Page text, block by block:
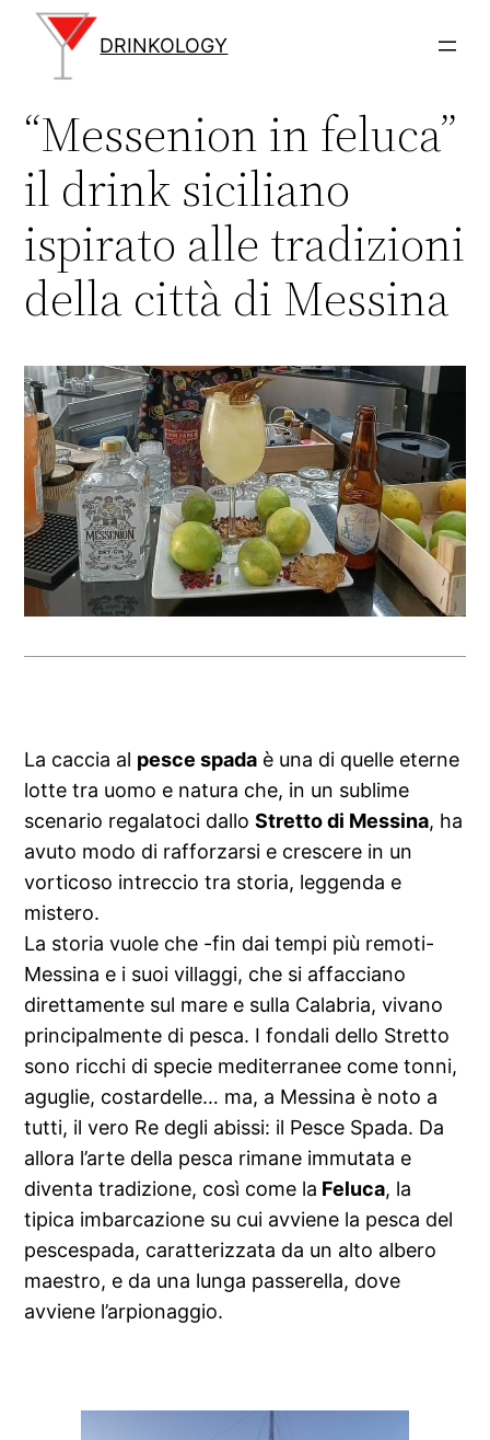
contenuto
DRINKOLOGY
“Messenion in feluca”
il drink siciliano
ispirato alle tradizioni
della città di Messina
La caccia al pesce spada è una di quelle eterne
lotte tra uomo e natura che, in un sublime
scenario regalatoci dalloStretto di Messina, ha
avuto modo di rafforzarsi e crescere in un
vorticoso intreccio tra storia, leggenda e
mistero.
La storia vuole che -fin dai tempi più remoti-
Messina e i suoi villaggi, che si affacciano
direttamente sul mare e sulla Calabria, vivano
principalmente di pesca. I fondali dello Stretto
sono ricchi di specie mediterranee come tonni,
aguglie, costardelle… ma, a Messina è noto a
tutti, il vero Re degli abissi: il Pesce Spada. Da
allora l’arte della pesca rimane immutata e
diventa tradizione, così come la Feluca, la
tipica imbarcazione su cui avviene la pesca del
pescespada, caratterizzata da un alto albero
maestro, e da una lunga passerella, dove
avviene l’arpionaggio.